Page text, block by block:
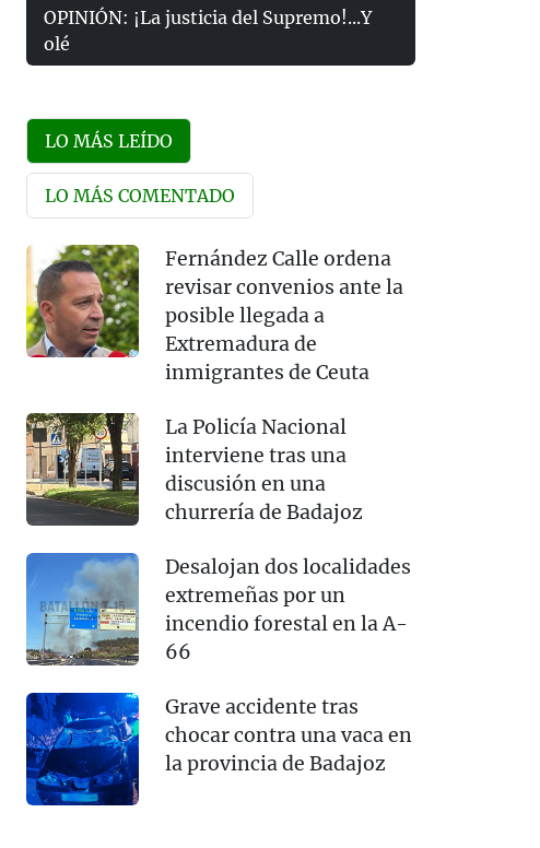
OPINIÓN: ¡La justicia del Supremo!...Y
olé
LO MÁS LEÍDO
LO MÁS COMENTADO
Fernández Calle ordena
revisar convenios ante la
posible llegada a
Extremadura de
inmigrantes de Ceuta
La Policía Nacional
interviene tras una
discusión en una
churrería de Badajoz
Desalojan dos localidades
extremeñas por un
incendio forestal en la A-
66
Grave accidente tras
chocar contra una vaca en
la provincia de Badajoz